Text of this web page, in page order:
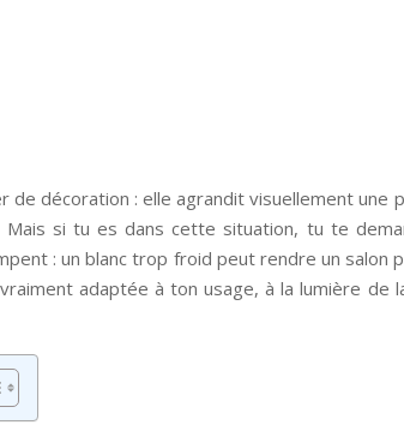
de décoration : elle agrandit visuellement
Mais si tu es dans cette situation, tu te
: un blanc trop froid peut rendre un salon
adaptée à ton usage, à la lumière de